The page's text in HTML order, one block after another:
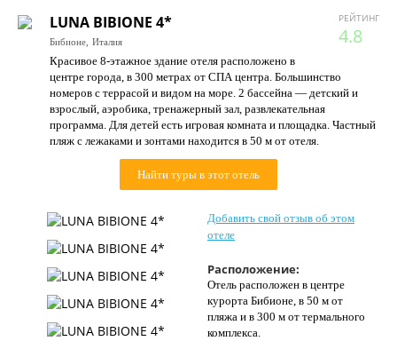
Цены дня
Страны
Как купить
О нас
РЕЙТИНГ
4.8
LUNA BIBIONE 4*
Бибионе, Италия
Красивое 8-этажное здание отеля расположено в
центре города, в 300 метрах от СПА центра. Большинство
номеров с террасой и видом на море. 2 бассейна — детский и
взрослый, аэробика, тренажерный зал, развлекательная
программа. Для детей есть игровая комната и площадка. Частный
пляж с лежаками и зонтами находится в 50 м от отеля.
Найти туры в этот отель
Добавить свой отзыв об этом
отеле
Расположение:
Отель расположен в центре
курорта Бибионе, в 50 м от
пляжа и в 300 м от термального
комплекса.